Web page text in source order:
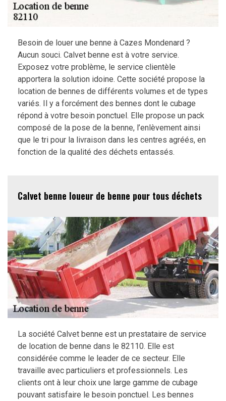
Besoin de louer une benne à Cazes Mondenard ?
Aucun souci. Calvet benne est à votre service.
Exposez votre problème, le service clientèle
apportera la solution idoine. Cette société propose la
location de bennes de différents volumes et de types
variés. Il y a forcément des bennes dont le cubage
répond à votre besoin ponctuel. Elle propose un pack
composé de la pose de la benne, l’enlèvement ainsi
que le tri pour la livraison dans les centres agréés, en
fonction de la qualité des déchets entassés.
Calvet benne loueur de benne pour tous déchets
La société Calvet benne est un prestataire de service
de location de benne dans le 82110. Elle est
considérée comme le leader de ce secteur. Elle
travaille avec particuliers et professionnels. Les
clients ont à leur choix une large gamme de cubage
pouvant satisfaire le besoin ponctuel. Les bennes